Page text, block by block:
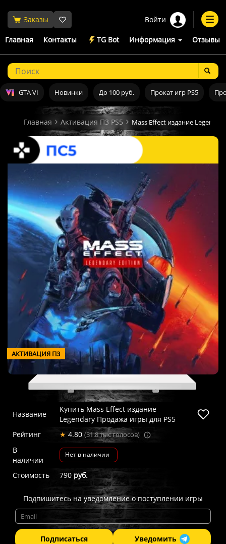
Заказы Войти
Главная Контакты TG Bot Информация Отзывы
GTA VI Новинки До 100 руб. Прокат игр PS5
Главная Активация П3 PS5 Mass Effect издание
АКТИВАЦИЯ П3
Название
Купить Mass Effect издание
Legendary Продажа игры для PS5
Рейтинг
★ 4.80 (31.8 тыс голосов)
В
наличии
Нет в наличии
Стоимость 790 руб.
Подпишитесь на уведомление о поступлении игры
Подписаться Уведомить